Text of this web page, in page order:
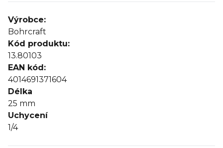
Výrobce:
Bohrcraft
Kód produktu:
13.80103
EAN kód:
4014691371604
Délka
25 mm
Uchycení
1/4